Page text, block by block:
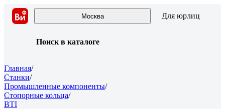
Москва Для юрлиц
Поиск в каталоге
Главная/
Станки/
Промышленные компоненты/
Стопорные кольца/
BTI